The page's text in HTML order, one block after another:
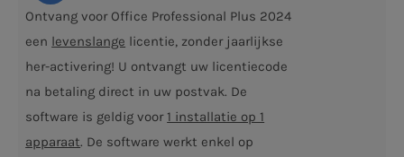
Ontvang voor Office Professional Plus 2024
een levenslange licentie, zonder jaarlijkse
her-activering! U ontvangt uw licentiecode
na betaling direct in uw postvak. De
software is geldig voor 1 installatie op 1
apparaat. De software werkt enkel op